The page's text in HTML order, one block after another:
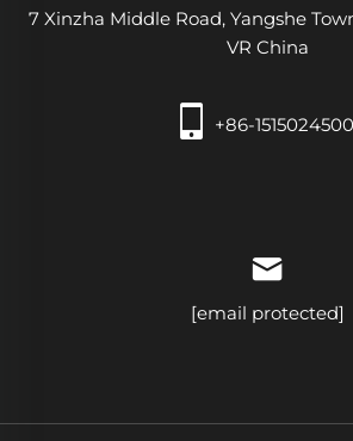
7 Xinzha Middle Road, Yangshe
VR China
+86-
[email protected]